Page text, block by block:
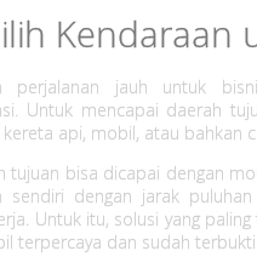
Kendaraan
perjalanan jauh untuk
Untuk mencapai daerah
kereta api, mobil, atau bahkan
tujuan bisa dicapai dengan
sendiri dengan jarak
Untuk itu, solusi yang
terpercaya dan sudah terbukti